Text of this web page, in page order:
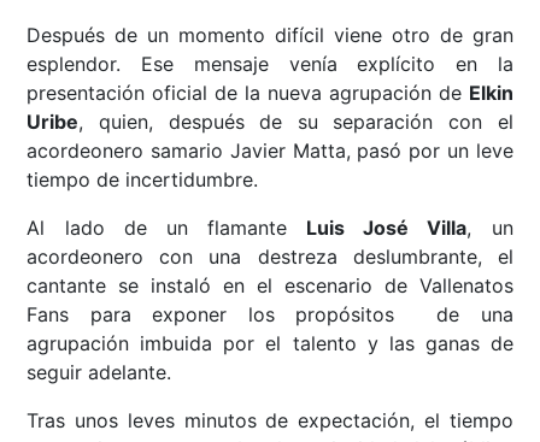
Después de un momento difícil viene otro de gran
esplendor. Ese mensaje venía explícito en la
presentación oficial de la nueva agrupación de Elkin
Uribe, quien, después de su separación con el
acordeonero samario Javier Matta, pasó por un leve
tiempo de incertidumbre.
Al lado de un flamante Luis José Villa, un
acordeonero con una destreza deslumbrante, el
cantante se instaló en el escenario de Vallenatos
Fans para exponer los propósitos de una
agrupación imbuida por el talento y las ganas de
seguir adelante.
Tras unos leves minutos de expectación, el tiempo